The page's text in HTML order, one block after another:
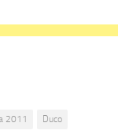
2011
Duco